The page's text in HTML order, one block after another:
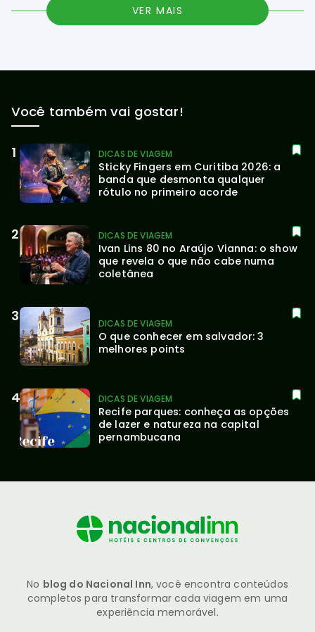
VER MAIS
Você também vai gostar!
DICAS DE VIAGEM
Sticky Fingers em Curitiba 2026: a
banda que desmonta qualquer
rótulo no primeiro acorde
DICAS DE VIAGEM
Ivan Lins 80 no Araújo Vianna: o show
que revela o que não cabe numa
coletânea
DICAS DE VIAGEM
O que conhecer em salvador: 3
melhores points
DICAS DE VIAGEM
Recife parques: conheça as opções
de lazer e natureza na capital
pernambucana
No blog do Nacional Inn, você encontra conteúdos
completos para transformar cada viagem em uma
experiência memorável.